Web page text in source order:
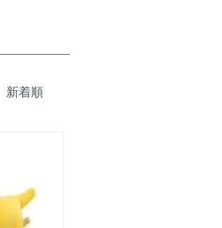
新着順